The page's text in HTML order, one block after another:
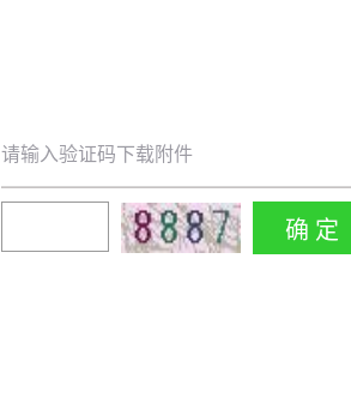
请输入验证码下载附件